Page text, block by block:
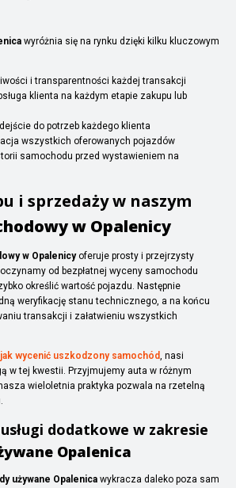
wyróżnia się na rynku dzięki kilku kluczowym
i transparentności każdej transakcji
klienta na każdym etapie zakupu lub
do potrzeb każdego klienta
wszystkich oferowanych pojazdów
samochodu przed wystawieniem na
i sprzedaży w naszym
w Opalenicy
w Opalenicyoferuje prosty i przejrzysty
od bezpłatnej wyceny samochodu
określić wartość pojazdu. Następnie
weryfikację stanu technicznego, a na końcu
transakcji i załatwieniu wszystkich
jak wycenić uszkodzony samochód, nasi
w tej kwestii. Przyjmujemy auta w różnym
wieloletnia praktyka pozwala na rzetelną
dodatkowe w zakresie
Opalenica
używane Opalenica wykracza daleko poza sam